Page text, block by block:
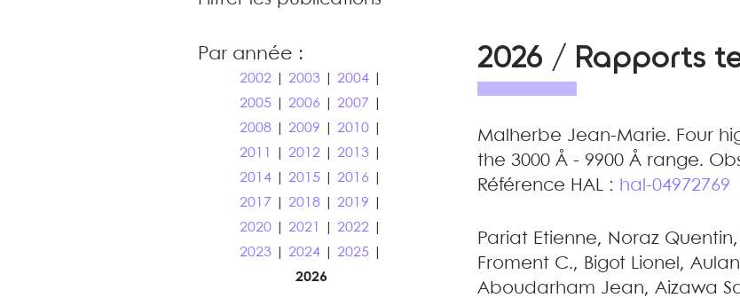
Par année :
2002 |2003 |2004
2005 |2006 |2007
2008 |2009 |2010
2011
|2012 |2013
2014 |2015 |2016
2017 |2018 |2019
2020 |2021 |2022
2023 |2024 |2025
2026
2026 / Rapports
Malherbe Jean-Marie. Four
the 3000 Å - 9900 Å range.
Référence HAL : hal-04972769
Pariat Etienne, Noraz Quentin,
Froment C., Bigot Lionel ,
Aboudarham Jean,Aizawa